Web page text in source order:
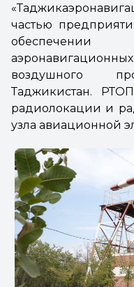
частью
обеспечении
воздушного
Таджикистан.
радиолокации и
узла авиационной